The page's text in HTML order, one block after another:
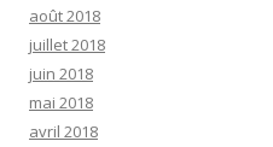
août 2018
juillet 2018
juin 2018
mai 2018
avril 2018